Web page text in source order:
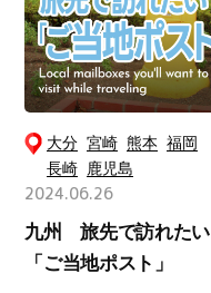
大分 宮崎 熊本 福岡
長崎 鹿児島
2024.06.26
九州 旅先で訪れたい
「ご当地ポスト」